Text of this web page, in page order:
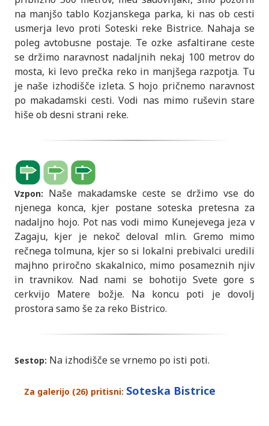
na manjšo tablo Kozjanskega parka, ki nas ob cesti
usmerja levo proti Soteski reke Bistrice. Nahaja se
poleg avtobusne postaje. Te ozke asfaltirane ceste
se držimo naravnost nadaljnih nekaj 100 metrov do
mosta, ki levo prečka reko in manjšega razpotja. Tu
je naše izhodišče izleta. S hojo pričnemo naravnost
po makadamski cesti. Vodi nas mimo ruševin stare
hiše ob desni strani reke.
Vzpon: Naše makadamske ceste se držimo vse do
njenega konca, kjer postane soteska pretesna za
nadaljno hojo. Pot nas vodi mimo Kunejevega jeza v
Zagaju, kjer je nekoč deloval mlin. Gremo mimo
rečnega tolmuna, kjer so si lokalni prebivalci uredili
majhno priročno skakalnico, mimo posameznih njiv
in travnikov. Nad nami se bohotijo Svete gore s
cerkvijo Matere božje. Na koncu poti je dovolj
prostora samo še za reko Bistrico.
Sestop: Na izhodišče se vrnemo po isti poti.
Za galerijo (26) pritisni: Soteska Bistrice